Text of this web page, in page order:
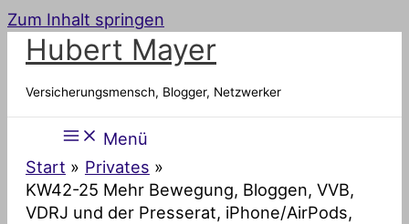
Zum Inhalt springen
Hubert Mayer
Versicherungsmensch, Blogger, Netzwerker
Menü
Start
Privates
KW42-25 Mehr Bewegung, Bloggen, VVB,
VDRJ und der Presserat, iPhone/AirPods,